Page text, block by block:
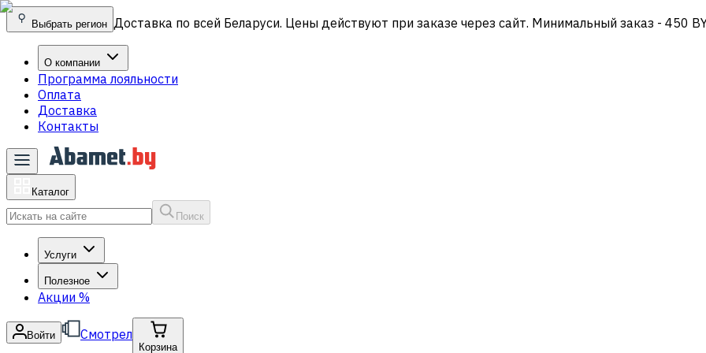
Выбрать регион Доставка по всей Беларуси. Цены действуют при заказе через сайт. Минимальный заказ - 450
О компании
Программа лояльности
Оплата
Доставка
Контакты
Каталог
Поиск
Услуги
Полезное
Акции %
Войти Смотрел
Корзина